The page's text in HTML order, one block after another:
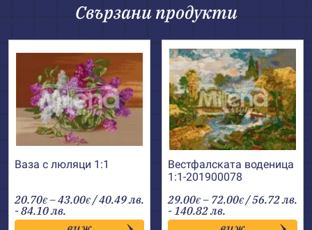
Свързани продукти
Ваза с люляци 1:1
20.70€ –43.00€Price
range:
20.70€
/ 40.49 лв.
- 84.10 лв.
Вестфалската воденица
1:1-201900078
29.00€ – 72.00€Price
range:
29.00€
/ 56.72 лв.
- 140.82 лв.